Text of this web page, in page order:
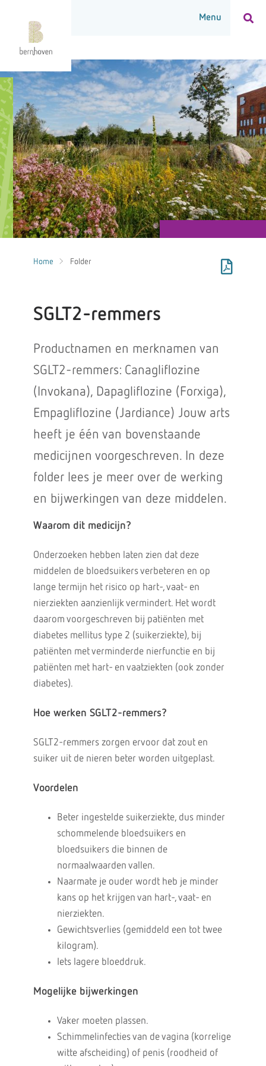
Home Folder
SGLT2-remmers
Productnamen en merknamen van
SGLT2-remmers: Canagliflozine
(Invokana), Dapagliflozine (Forxiga),
Empagliflozine (Jardiance) Jouw arts
heeft je één van bovenstaande
medicijnen voorgeschreven. In deze
folder lees je meer over de werking
en bijwerkingen van deze middelen.
Waarom dit medicijn?
Onderzoeken hebben laten zien dat deze
middelen de bloedsuikers verbeteren en op
lange termijn het risico op hart-, vaat- en
nierziekten aanzienlijk vermindert. Het wordt
daarom voorgeschreven bij patiënten met
diabetes mellitus type 2 (suikerziekte), bij
patiënten met verminderde nierfunctie en bij
patiënten met hart- en vaatziekten (ook zonder
diabetes).
Hoe werken SGLT2-remmers?
SGLT2-remmers zorgen ervoor dat zout en
suiker uit de nieren beter worden uitgeplast.
Voordelen
Beter ingestelde suikerziekte, dus minder
schommelende bloedsuikers en
bloedsuikers die binnen de
normaalwaarden vallen.
Naarmate je ouder wordt heb je minder
kans op het krijgen van hart-, vaat- en
nierziekten.
Gewichtsverlies (gemiddeld een tot twee
kilogram).
Iets lagere bloeddruk.
Mogelijke bijwerkingen
Vaker moeten plassen.
Schimmelinfecties van de vagina (korrelige
witte afscheiding) of penis (roodheid of